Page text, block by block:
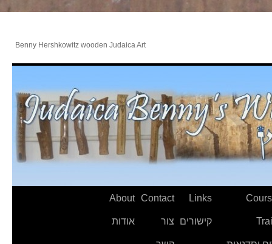
Benny Hershkowitz wooden Judaica Art
Links
קישורים
Contact
צור
About
אודות